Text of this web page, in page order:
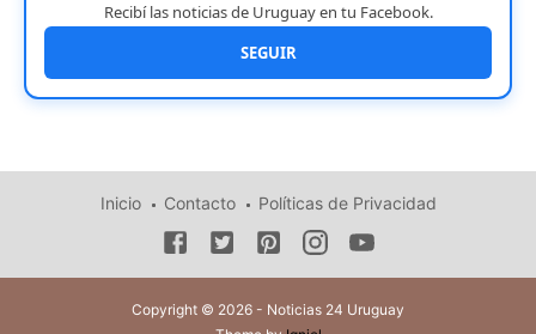
Recibí las noticias de Uruguay en tu Facebook.
SEGUIR
Inicio Contacto Políticas de Privacidad
Copyright © 2026 - Noticias 24 Uruguay